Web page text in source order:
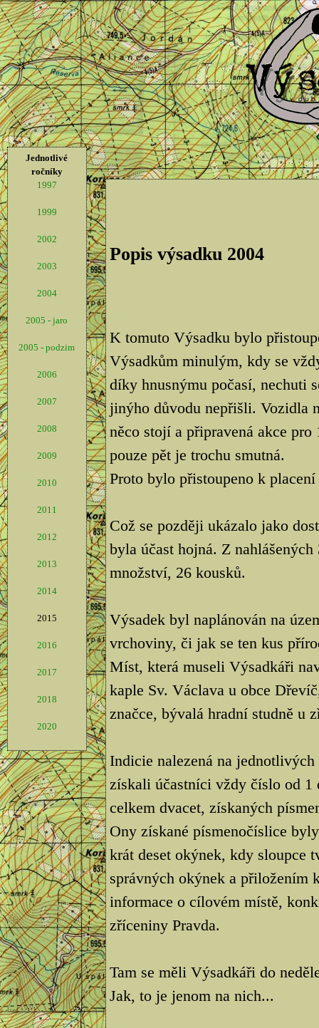
Jednotlivé
ročníky
1997
1999
2002
2003
2004
2005 - jaro
2005 - podzim
2006
2007
2008
2009
2010
2011
2012
2013
2014
2015
2016
2017
2018
2020
Popis výsadku 2004
K tomuto Výsadku bylo
Výsadkům minulým, kdy se
díky hnusnýmu počasí, nechuti
jinýho důvodu nepřišli. Vozidla
něco stojí a připravená akce
pouze pět je trochu smutná.
Proto bylo přistoupeno k
Což se později ukázalo jako
byla účast hojná. Z
množství, 26 kousků.
Výsadek byl naplánován na
vrchoviny, či jak se ten kus
Míst, která museli Výsadkáři
kaple Sv. Václava u obce
značce, bývalá hradní studně u
Indicie nalezená na
získali účastníci vždy číslo od 1
celkem dvacet, získaných
Ony získané písmenočíslice
krát deset okýnek, kdy sloupce
správných okýnek a přiložením
informace o cílovém místě,
zříceniny Pravda.
Tam se měli Výsadkáři do
Jak, to je jenom na nich...